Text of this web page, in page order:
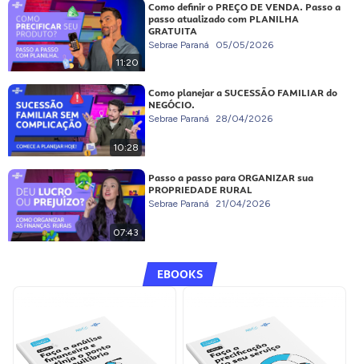
11:20
Como definir o PREÇO DE VENDA. Passo a
passo atualizado com PLANILHA
GRATUITA
Sebrae Paraná 05/05/2026
10:28
Como planejar a SUCESSÃO FAMILIAR do
NEGÓCIO.
Sebrae Paraná 28/04/2026
07:43
Passo a passo para ORGANIZAR sua
PROPRIEDADE RURAL
Sebrae Paraná 21/04/2026
EBOOKS